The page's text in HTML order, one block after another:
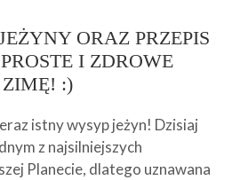
ORAZ PRZEPIS
I ZDROWE
ZIMĘ! :)
istny wysyp jeżyn! Dzisiaj
z najsilniejszych
Planecie, dlatego uznawana